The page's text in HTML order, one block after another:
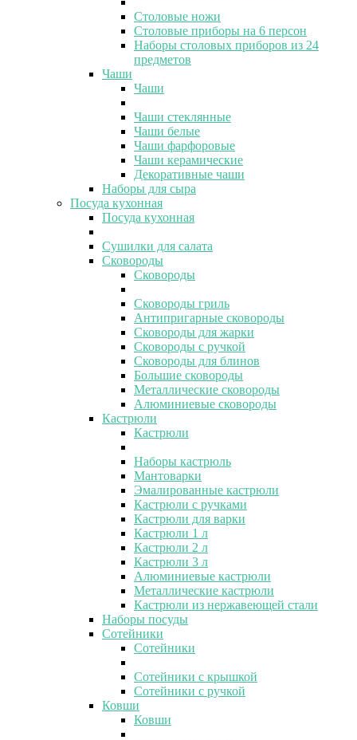
Столовые ножи
Столовые приборы на 6 персон
Наборы столовых приборов из 24
предметов
Чаши
Чаши
Чаши стеклянные
Чаши белые
Чаши фарфоровые
Чаши керамические
Декоративные чаши
Наборы для сыра
Посуда кухонная
Посуда кухонная
Сушилки для салата
Сковороды
Сковороды
Сковороды гриль
Антипригарные сковороды
Сковороды для жарки
Сковороды с ручкой
Сковороды для блинов
Большие сковороды
Металлические сковороды
Алюминиевые сковороды
Кастрюли
Кастрюли
Наборы кастрюль
Мантоварки
Эмалированные кастрюли
Кастрюли с ручками
Кастрюли для варки
Кастрюли 1 л
Кастрюли 2 л
Кастрюли 3 л
Алюминиевые кастрюли
Металлические кастрюли
Кастрюли из нержавеющей стали
Наборы посуды
Сотейники
Сотейники
Сотейники с крышкой
Сотейники с ручкой
Ковши
Ковши